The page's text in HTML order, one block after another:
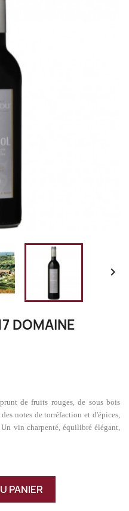

DOMAINE
de fruits rouges, de sous bois
notes de torréfaction et d'épices,
Un vin charpenté, équilibré élégant,
PANIER